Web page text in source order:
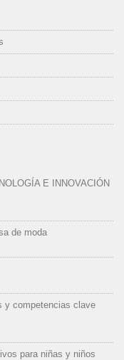
E INNOVACIÓN
de moda
y competencias clave
para niñas y niños